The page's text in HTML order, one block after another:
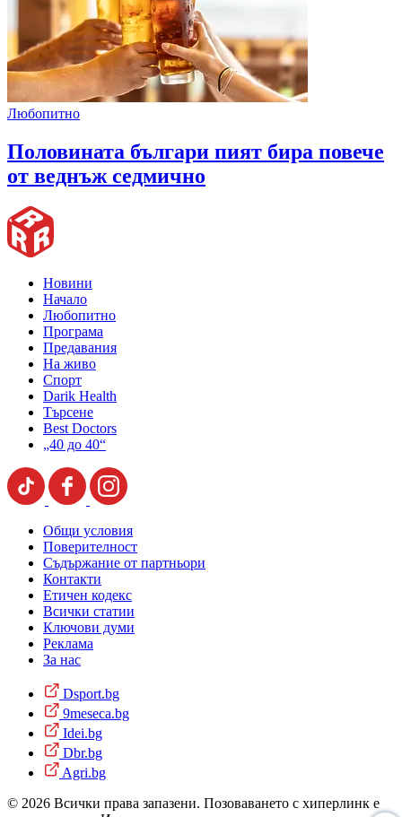
Любопитно
Половината българи пият бира повече
от веднъж седмично
Новини
Начало
Любопитно
Програма
Предавания
На живо
Спорт
Darik Health
Търсене
Best Doctors
„40 до 40“
Общи условия
Поверителност
Съдържание от партньори
Контакти
Етичен кодекс
Всички статии
Ключови думи
Реклама
За нас
Dsport.bg
9meseca.bg
Idei.bg
Dbr.bg
Agri.bg
© 2026 Всички права запазени. Позоваването с хиперлинк е